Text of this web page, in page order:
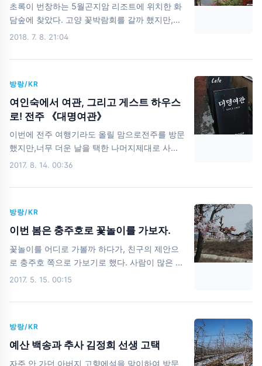
한자(漢字)로 응공(應供)이라고 하는데, 이는 공
양 받을 자격이 있는 사람, 존경 받을 만한 사람
을 의미한다. 수많은 나한들의 석상들이 장관을
초록이 번창하는 5월곤지암 리조트에 위치한 화
담숲에 찾았다. 고양 꽃박람회를 갈까 했지만,생
각보다 별로라는 평이 있어서이천으로 핸들을 꺾
화담숲 물론,버스 타고 갈 거다.땀 싫어. 싫어. 리
수도 있다. 드디어,화담숲에 입성! 입구부터 마음
을 다스려 준다.좋아 좋아. 세가지 테마가 있고,
걷기 어려운 사람들을 위해 모노레일도 존재한
일 2승강장에서 3승강장까지는 모노레일숲 테마
원코스는 다시 도보로 가기로! 산책 시작~ 푸르
름을 보니 마음이 너무 좋아진다. 사랑이 넘치는
내 마음..
2018. 7. 8. 21:04
방랑/KR
여인숙에서 여관, 그리고 게스트 하우스
로! 전주 《대명여관》
이번에 전주 여행기라도 올릴 맘으로전주를 방문
했지만,너무 더운 날을 택한 나머지제대로 사진
한 장 건지지 못 했다. 고래서 숙소 추천 하나로
가지 않으리! 1950년대 대명여인숙에서1969년
러리, 게스트하우스로 변신한대명여관! 오래 된
곳이어서 택시 기사 아저씨도 아실까 했지만,나
시 아저씨가 아실까. 전주 완산 경찰서 뒷 길로
가주세요! 1층엔 카페도 있다.대명여관 1층에서
한복과 자전거 대여를~ 체크인을 끝내고위로 올
복도 위에서 바라 본 1층 마당의 모습조용한 개
2017. 8. 14. 00:36
방랑/KR
이번 봄은 충주호로 꽃놀이를 가보자.
꽃놀이를 어디로 가볼까 하다가, 친구의 제안으
로 충주호 쪽으로 가보기로 했다. 사람이 많은 쪽
은 질색을 하는 나였기에, 유명한 여의도나 진해,
행길에 올랐다. 짧은(?) 이동 끝에 충주 탄금대에
호가 워낙 울퉁불퉁해서 여기 저기 이동하는데,
생각보다 많은 시간이 소요된다. 탄금대공원의
2017. 5. 15. 00:15
방랑/KR
예산 백송과 추사 김정희 선생 고택
자주 안 가던 아버지 고향에설을 맞이하여 방문